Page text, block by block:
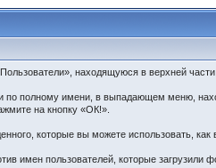
находящуюся в верхней
по полному имени, в выпадающем меню,
на кнопку «ОК!».
которые вы можете использовать, как
имен пользователей, которые